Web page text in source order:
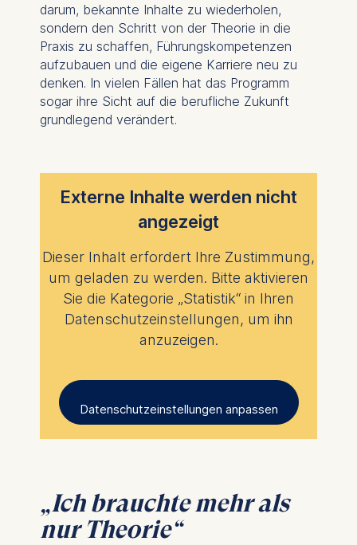
darum, bekannte Inhalte zu wiederholen,
sondern den Schritt von der Theorie in die
Praxis zu schaffen, Führungskompetenzen
aufzubauen und die eigene Karriere neu zu
denken. In vielen Fällen hat das Programm
sogar ihre Sicht auf die berufliche Zukunft
grundlegend verändert.
Externe Inhalte werden nicht
angezeigt
Dieser Inhalt erfordert Ihre Zustimmung,
um geladen zu werden. Bitte aktivieren
Sie die Kategorie „Statistik“ in Ihren
Datenschutzeinstellungen, um ihn
anzuzeigen.
Datenschutzeinstellungen anpassen
„Ich brauchte mehr als
nur Theorie“